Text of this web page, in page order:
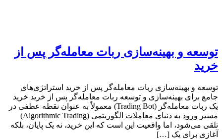
توسعه و بهینه‌سازی ربات معامله‌گر پس از
خرید
توسعه و بهینه‌سازی ربات معامله‌گر پس از خرید استراتژی‌های
جامع برای بهینه‌سازی و توسعه ربات معامله‌گر پس از خرید خرید
یک ربات معامله‌گر (Trading Bot) معمولاً به عنوان نقطه عطفی در
مسیر ورود به دنیای معاملات الگوریتمی (Algorithmic Trading)
تلقی می‌شود، اما واقعیت این است که این خرید، نه یک پایان، بلکه
آغازی برای یک […]